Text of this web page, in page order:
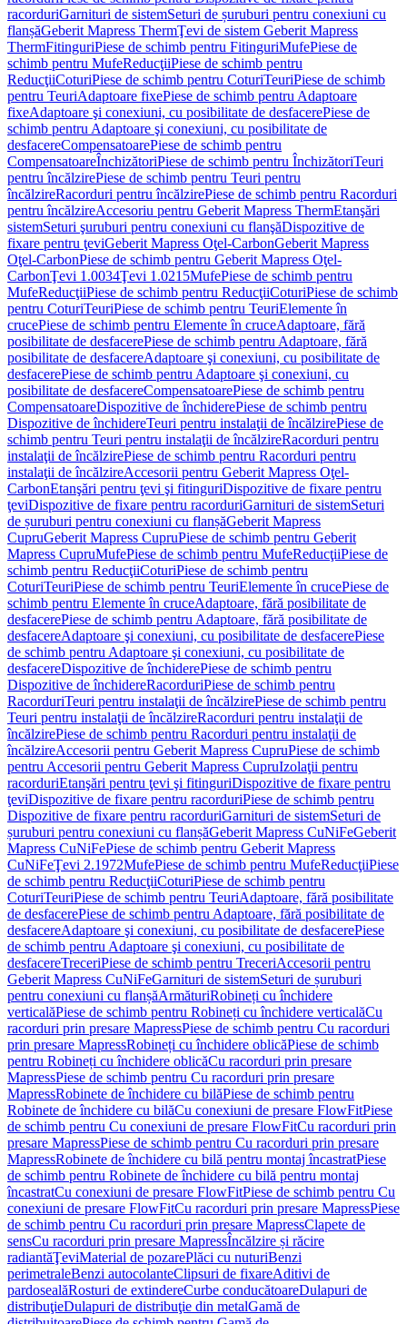
racorduriGarnituri de sistemSeturi de șuruburi pentru conexiuni cu
flanșăGeberit Mapress ThermŢevi de sistem Geberit Mapress
ThermFitinguriPiese de schimb pentru FitinguriMufePiese de
schimb pentru MufeReducţiiPiese de schimb pentru
ReducţiiCoturiPiese de schimb pentru CoturiTeuriPiese de schimb
pentru TeuriAdaptoare fixePiese de schimb pentru Adaptoare
fixeAdaptoare şi conexiuni, cu posibilitate de desfacerePiese de
schimb pentru Adaptoare şi conexiuni, cu posibilitate de
desfacereCompensatoarePiese de schimb pentru
CompensatoareÎnchizătoriPiese de schimb pentru ÎnchizătoriTeuri
pentru încălzirePiese de schimb pentru Teuri pentru
încălzireRacorduri pentru încălzirePiese de schimb pentru Racorduri
pentru încălzireAccesoriu pentru Geberit Mapress ThermEtanşări
sistemSeturi şuruburi pentru conexiuni cu flanşăDispozitive de
fixare pentru ţeviGeberit Mapress Oţel-CarbonGeberit Mapress
Oţel-CarbonPiese de schimb pentru Geberit Mapress Oţel-
CarbonŢevi 1.0034Ţevi 1.0215MufePiese de schimb pentru
MufeReducţiiPiese de schimb pentru ReducţiiCoturiPiese de schimb
pentru CoturiTeuriPiese de schimb pentru TeuriElemente în
crucePiese de schimb pentru Elemente în cruceAdaptoare, fără
posibilitate de desfacerePiese de schimb pentru Adaptoare, fără
posibilitate de desfacereAdaptoare şi conexiuni, cu posibilitate de
desfacerePiese de schimb pentru Adaptoare şi conexiuni, cu
posibilitate de desfacereCompensatoarePiese de schimb pentru
CompensatoareDispozitive de închiderePiese de schimb pentru
Dispozitive de închidereTeuri pentru instalaţii de încălzirePiese de
schimb pentru Teuri pentru instalaţii de încălzireRacorduri pentru
instalaţii de încălzirePiese de schimb pentru Racorduri pentru
instalaţii de încălzireAccesorii pentru Geberit Mapress Oţel-
CarbonEtanşări pentru ţevi şi fitinguriDispozitive de fixare pentru
ţeviDispozitive de fixare pentru racorduriGarnituri de sistemSeturi
de șuruburi pentru conexiuni cu flanșăGeberit Mapress
CupruGeberit Mapress CupruPiese de schimb pentru Geberit
Mapress CupruMufePiese de schimb pentru MufeReducţiiPiese de
schimb pentru ReducţiiCoturiPiese de schimb pentru
CoturiTeuriPiese de schimb pentru TeuriElemente în crucePiese de
schimb pentru Elemente în cruceAdaptoare, fără posibilitate de
desfacerePiese de schimb pentru Adaptoare, fără posibilitate de
desfacereAdaptoare şi conexiuni, cu posibilitate de desfacerePiese
de schimb pentru Adaptoare şi conexiuni, cu posibilitate de
desfacereDispozitive de închiderePiese de schimb pentru
Dispozitive de închidereRacorduriPiese de schimb pentru
RacorduriTeuri pentru instalaţii de încălzirePiese de schimb pentru
Teuri pentru instalaţii de încălzireRacorduri pentru instalaţii de
încălzirePiese de schimb pentru Racorduri pentru instalaţii de
încălzireAccesorii pentru Geberit Mapress CupruPiese de schimb
pentru Accesorii pentru Geberit Mapress CupruIzolaţii pentru
racorduriEtanşări pentru ţevi şi fitinguriDispozitive de fixare pentru
ţeviDispozitive de fixare pentru racorduriPiese de schimb pentru
Dispozitive de fixare pentru racorduriGarnituri de sistemSeturi de
șuruburi pentru conexiuni cu flanșăGeberit Mapress CuNiFeGeberit
Mapress CuNiFePiese de schimb pentru Geberit Mapress
CuNiFeŢevi 2.1972MufePiese de schimb pentru MufeReducţiiPiese
de schimb pentru ReducţiiCoturiPiese de schimb pentru
CoturiTeuriPiese de schimb pentru TeuriAdaptoare, fără posibilitate
de desfacerePiese de schimb pentru Adaptoare, fără posibilitate de
desfacereAdaptoare şi conexiuni, cu posibilitate de desfacerePiese
de schimb pentru Adaptoare şi conexiuni, cu posibilitate de
desfacereTreceriPiese de schimb pentru TreceriAccesorii pentru
Geberit Mapress CuNiFeGarnituri de sistemSeturi de șuruburi
pentru conexiuni cu flanșăArmăturiRobineți cu închidere
verticalăPiese de schimb pentru Robineți cu închidere verticalăCu
racorduri prin presare MapressPiese de schimb pentru Cu racorduri
prin presare MapressRobineți cu închidere oblicăPiese de schimb
pentru Robineți cu închidere oblicăCu racorduri prin presare
MapressPiese de schimb pentru Cu racorduri prin presare
MapressRobinete de închidere cu bilăPiese de schimb pentru
Robinete de închidere cu bilăCu conexiuni de presare FlowFitPiese
de schimb pentru Cu conexiuni de presare FlowFitCu racorduri prin
presare MapressPiese de schimb pentru Cu racorduri prin presare
MapressRobinete de închidere cu bilă pentru montaj încastratPiese
de schimb pentru Robinete de închidere cu bilă pentru montaj
încastratCu conexiuni de presare FlowFitPiese de schimb pentru Cu
conexiuni de presare FlowFitCu racorduri prin presare MapressPiese
de schimb pentru Cu racorduri prin presare MapressClapete de
sensCu racorduri prin presare MapressÎncălzire și răcire
radiantăŢeviMaterial de pozarePlăci cu nuturiBenzi
perimetraleBenzi autocolanteClipsuri de fixareAditivi de
pardosealăRosturi de extindereCurbe conducătoareDulapuri de
distribuţieDulapuri de distribuţie din metalGamă de